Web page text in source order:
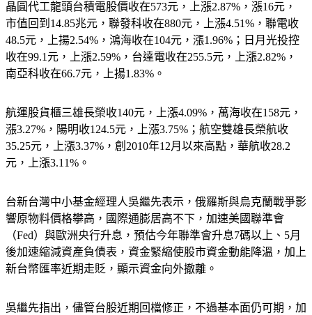
晶圓代工龍頭台積電股價收在573元，上漲2.87%，漲16元，
市值回到14.85兆元，聯發科收在880元，上漲4.51%，聯電收
48.5元，上揚2.54%，鴻海收在104元，漲1.96%；日月光投控
收在99.1元，上漲2.59%，台達電收在255.5元，上漲2.82%，
南亞科收在66.7元，上揚1.83%。
航運股貨櫃三雄長榮收140元，上漲4.09%，萬海收在158元，
漲3.27%，陽明收124.5元，上漲3.75%；航空雙雄長榮航收
35.25元，上漲3.37%，創2010年12月以來高點，華航收28.2
元，上漲3.11%。
台新台灣中小基金經理人吳繼先表示，俄羅斯與烏克蘭戰爭影
響原物料價格攀高，國際通膨居高不下，加速美國聯準會
（Fed）與歐洲央行升息，預估今年聯準會升息7碼以上、5月
後加速縮減資產負債表，資金緊縮使股市資金動能降溫，加上
新台幣匯率近期走貶，顯示資金向外撤離。
吳繼先指出，儘管台股近期回檔修正，不過基本面仍可期，加